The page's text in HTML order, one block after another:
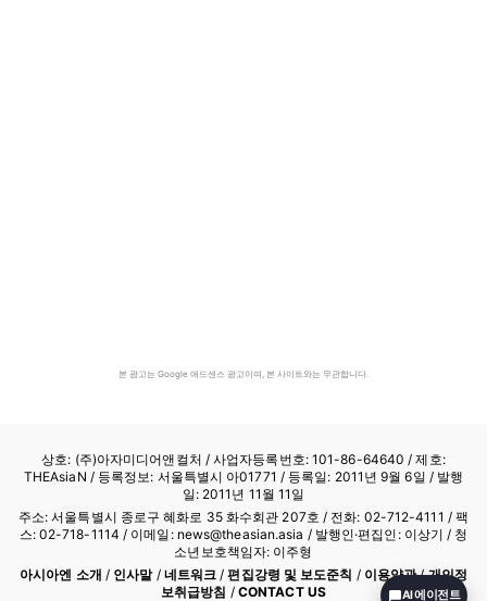
본 광고는 Google 애드센스 광고이며, 본 사이트와는 무관합니다.
상호: (주)아자미디어앤컬처 /사업자등록번호: 101-86-64640 / 제호:
THEAsiaN / 등록정보: 서울특별시 아01771 / 등록일: 2011년 9월 6일 / 발행
일: 2011년 11월 11일
주소: 서울특별시 종로구 혜화로 35 화수회관 207호 / 전화: 02-712-4111 / 팩
스: 02-718-1114 / 이메일: news@theasian.asia / 발행인·편집인: 이상기 / 청
소년보호책임자: 이주형
아시아엔 소개 / 인사말/ 네트워크 /편집강령 및 보도준칙 / 이용약관/개인정
보취급방침 / CONTACT US AI 에이전트